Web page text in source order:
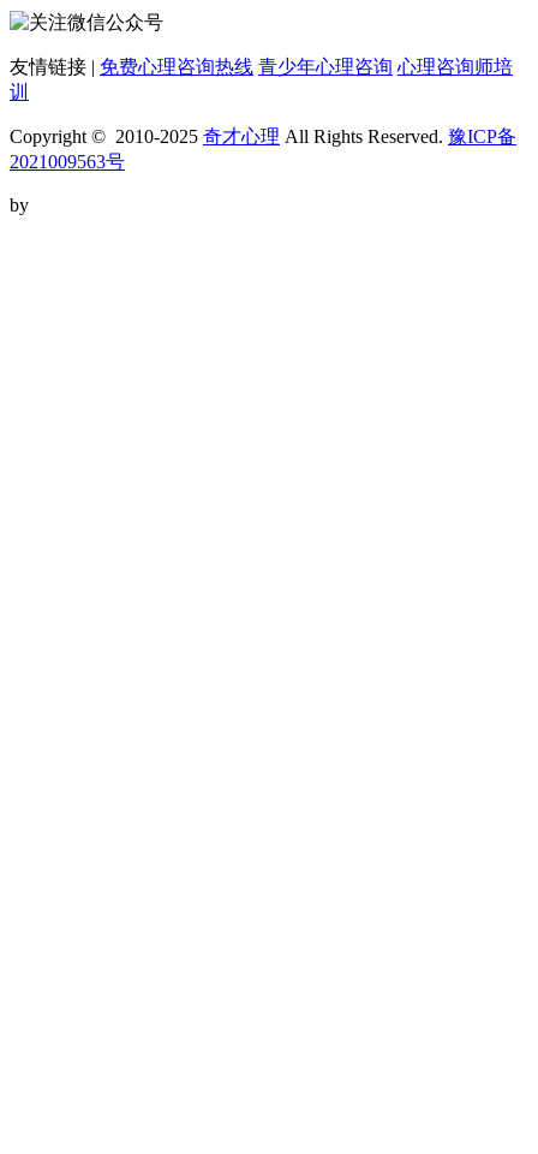
友情链接 | 免费心理咨询热线 青少年心理咨询 心理咨询师培
训
Copyright © 2010-2025 奇才心理 All Rights Reserved. 豫ICP备
2021009563号
by